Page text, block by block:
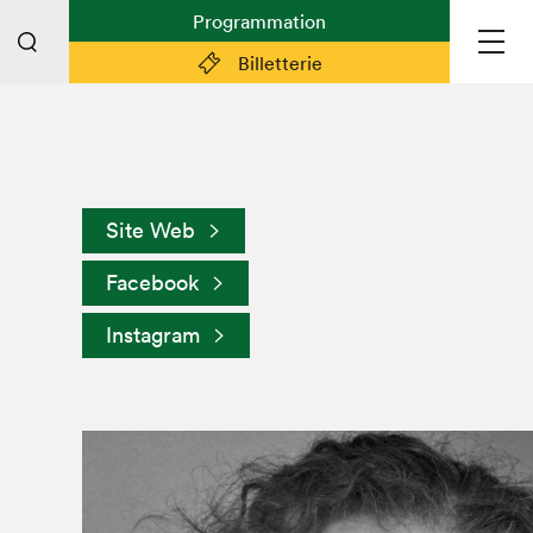
Billetterie
Programmation
Plan du Salon
Préparer sa visite
Partenaires
Espace médias
Espace exposant·e·s
Espace Salon dans la ville
Espace bénévoles
Devenir bénévole
Site Web
Facebook
Instagram